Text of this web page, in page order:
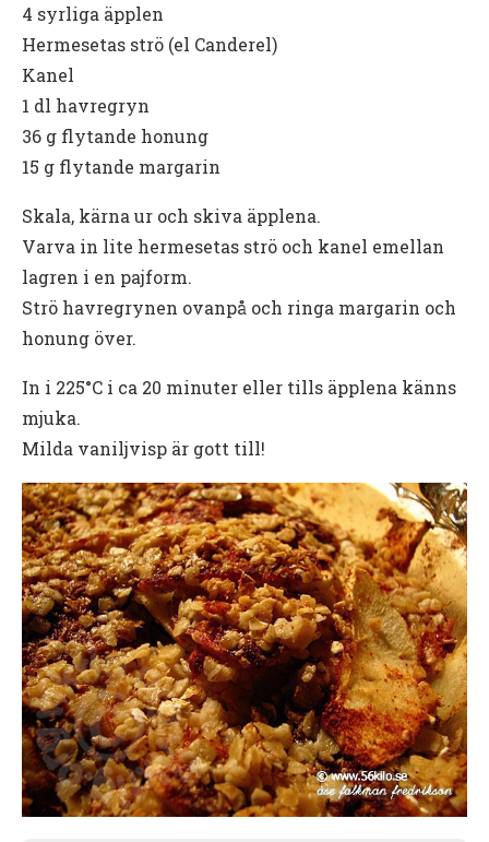
4 syrliga äpplen
Hermesetas strö (el Canderel)
Kanel
1 dl havregryn
36 g flytande honung
15 g flytande margarin
Skala, kärna ur och skiva äpplena.
Varva in lite hermesetas strö och kanel emellan
lagren i en pajform.
Strö havregrynen ovanpå och ringa margarin och
honung över.
In i 225°C i ca 20 minuter eller tills äpplena känns
mjuka.
Milda vaniljvisp är gott till!